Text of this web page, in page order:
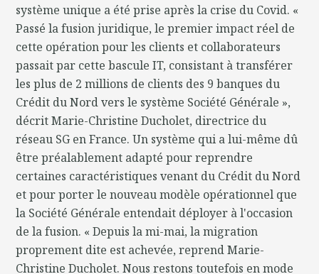
système unique a été prise après la crise du Covid. «
Passé la fusion juridique, le premier impact réel de
cette opération pour les clients et collaborateurs
passait par cette bascule IT, consistant à transférer
les plus de 2 millions de clients des 9 banques du
Crédit du Nord vers le système Société Générale »,
décrit Marie-Christine Ducholet, directrice du
réseau SG en France. Un système qui a lui-même dû
être préalablement adapté pour reprendre
certaines caractéristiques venant du Crédit du Nord
et pour porter le nouveau modèle opérationnel que
la Société Générale entendait déployer à l'occasion
de la fusion. « Depuis la mi-mai, la migration
proprement dite est achevée, reprend Marie-
Christine Ducholet. Nous restons toutefois en mode